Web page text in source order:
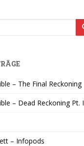
– The Final Reckoning
– Dead Reckoning Pt. I
– Infopods